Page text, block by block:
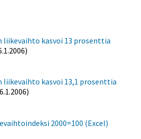
liikevaihto kasvoi 13 prosenttia
liikevaihto kasvoi 13,1 prosenttia
2000=100 (Excel)